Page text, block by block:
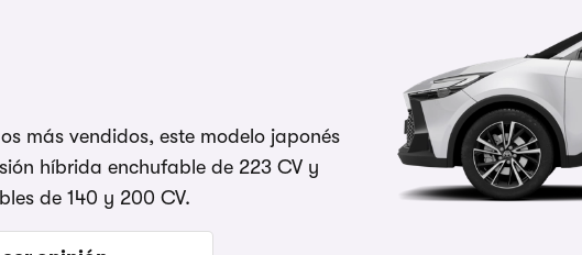
más vendidos, este modelo japonés
híbrida enchufable de 223 CV y
de 140 y 200 CV.